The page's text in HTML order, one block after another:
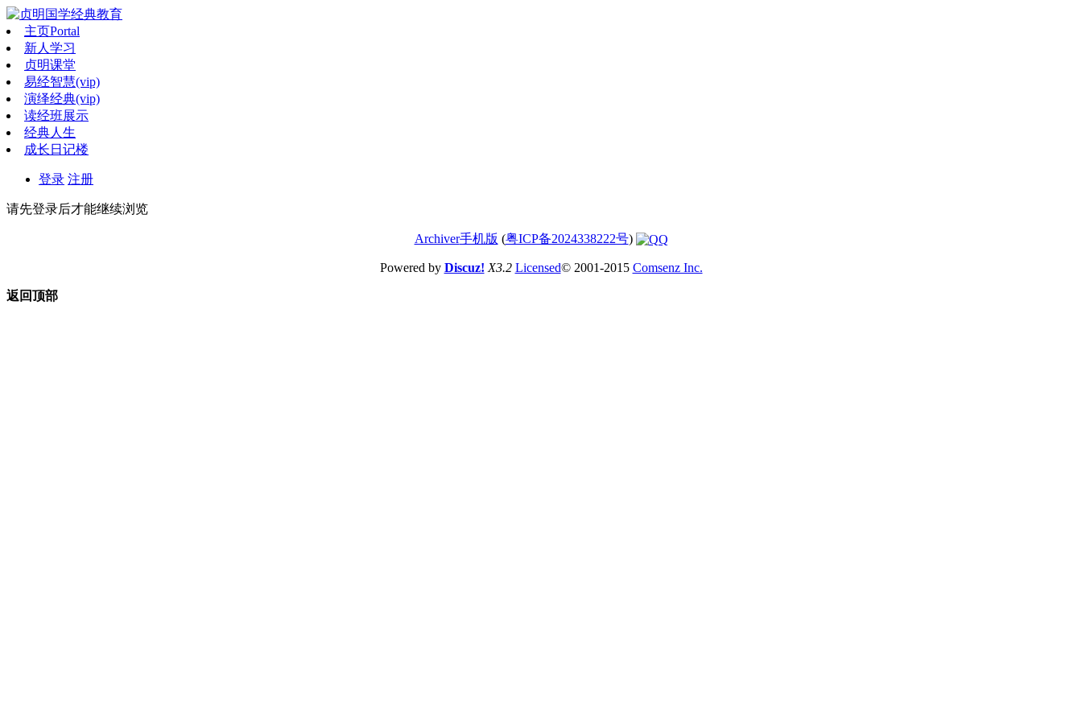
主页Portal
新人学习
贞明课堂
易经智慧(vip)
演绎经典(vip)
读经班展示
经典人生
成长日记楼
登录 注册
请先登录后才能继续浏览
Archiver手机版 (粤ICP备2024338222号)
Powered by Discuz! X3.2 Licensed© 2001-2015 Comsenz Inc.
返回顶部